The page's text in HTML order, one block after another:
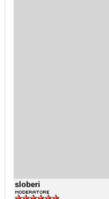
sloberi